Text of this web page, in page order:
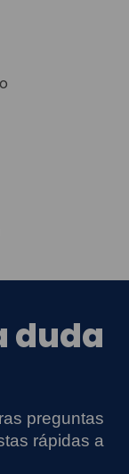
duda
preguntas
rápidas a